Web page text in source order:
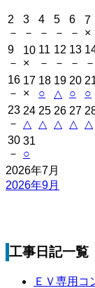
2
－
3
－
4
－
5
－
6
－
7
×
9
－
10
×
11
－
12
－
13
－
－
16
－
17
×
18
○
19
△
20
○
○
23
－
24
△
25
△
26
△
27
△
△
30
－
31
○
2026年7月
2026年9月
工事日記一覧
ＥＶ専用コ